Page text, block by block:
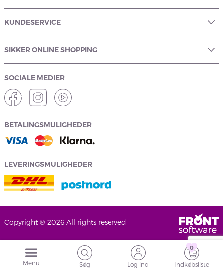
KUNDESERVICE
SIKKER ONLINE SHOPPING
SOCIALE MEDIER
BETALINGSMULIGHEDER
LEVERINGSMULIGHEDER
Copyright ® 2026 All rights reserved
Menu Søg Log ind
0
Indkøbsliste